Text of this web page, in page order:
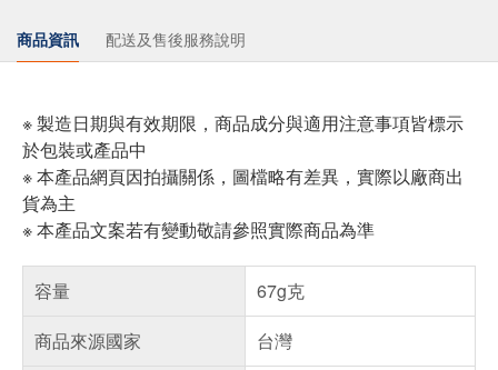
商品資訊 配送及售後服務說明
※ 製造日期與有效期限，商品成分與適用注意事項皆標示
於包裝或產品中
※ 本產品網頁因拍攝關係，圖檔略有差異，實際以廠商出
貨為主
※ 本產品文案若有變動敬請參照實際商品為準
容量
67g克
商品來源國家
台灣